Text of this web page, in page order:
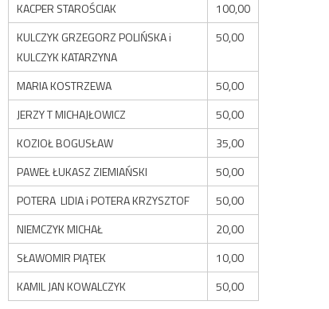
KACPER STAROŚCIAK
100,00
KULCZYK GRZEGORZ POLIŃSKA i
KULCZYK KATARZYNA
50,00
MARIA KOSTRZEWA
50,00
JERZY T MICHAJŁOWICZ
50,00
KOZIOŁ BOGUSŁAW
35,00
PAWEŁ ŁUKASZ ZIEMIAŃSKI
50,00
POTERA LIDIA i POTERA KRZYSZTOF
50,00
NIEMCZYK MICHAŁ
20,00
SŁAWOMIR PIĄTEK
10,00
KAMIL JAN KOWALCZYK
50,00